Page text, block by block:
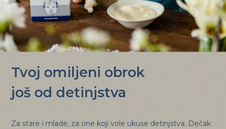
Tvoj omiljeni obrok
još od detinjstva
Za stare i mlade, za one koji vole ukuse detinjstva. Dečak